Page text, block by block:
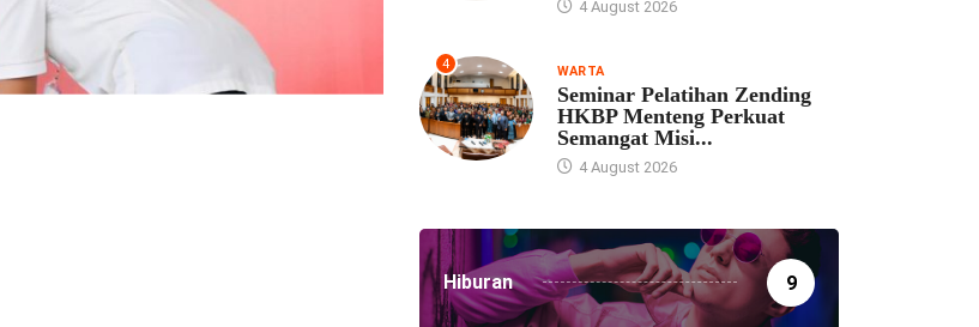
4 August 2026
4 WARTA
Seminar Pelatihan Zending
HKBP Menteng Perkuat
Semangat Misi...
4 August 2026
Hiburan 9